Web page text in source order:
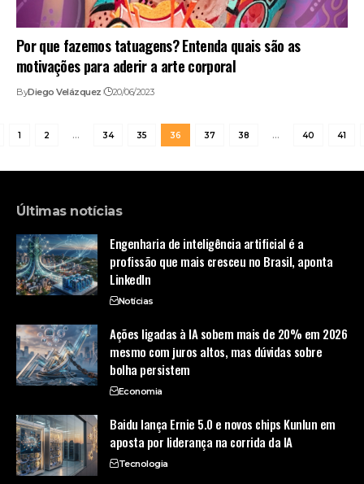
Por que fazemos tatuagens? Entenda quais são as
motivações para aderir a arte corporal
ByDiego Velázquez 20/06/2023
1 2 … 34 35 36 37 38 … 40 41
Últimas notícias
Engenharia de inteligência artificial é a
profissão que mais cresceu no Brasil, aponta
LinkedIn
Notícias
Ações ligadas à IA sobem mais de 20% em 2026
mesmo com juros altos, mas dúvidas sobre
bolha persistem
Economia
Baidu lança Ernie 5.0 e novos chips Kunlun em
aposta por liderança na corrida da IA
Tecnologia